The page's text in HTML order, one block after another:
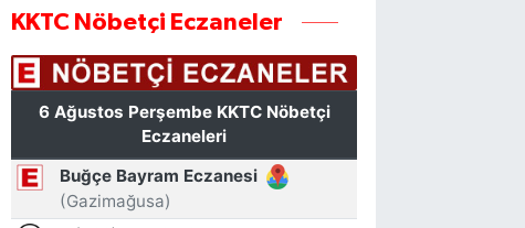
KKTC Nöbetçi Eczaneler